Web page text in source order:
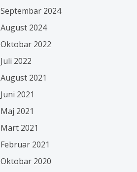
Septembar 2024
August 2024
Oktobar 2022
Juli 2022
August 2021
Juni 2021
Maj 2021
Mart 2021
Februar 2021
Oktobar 2020